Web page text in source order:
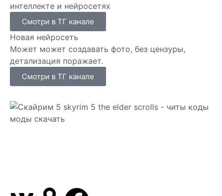
интеллекте и нейросетях
Смотри в ТГ канале
Новая нейросеть
Может может создавать фото, без цензуры,
детализация поражает.
Смотри в ТГ канале